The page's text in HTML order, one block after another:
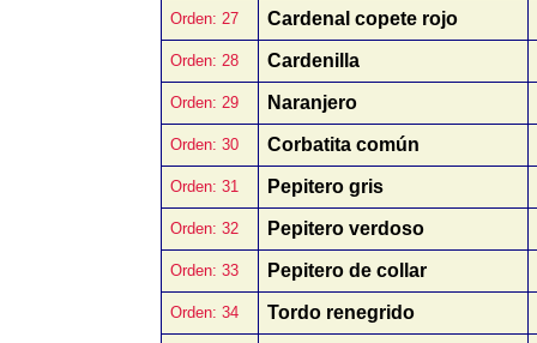
Orden: 27 Cardenal copete rojo
Orden: 28 Cardenilla
Orden: 29 Naranjero
Orden: 30 Corbatita común
Orden: 31 Pepitero gris
Orden: 32 Pepitero verdoso
Orden: 33 Pepitero de collar
Orden: 34 Tordo renegrido